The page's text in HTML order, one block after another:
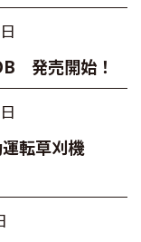
発売開始！
転草刈機